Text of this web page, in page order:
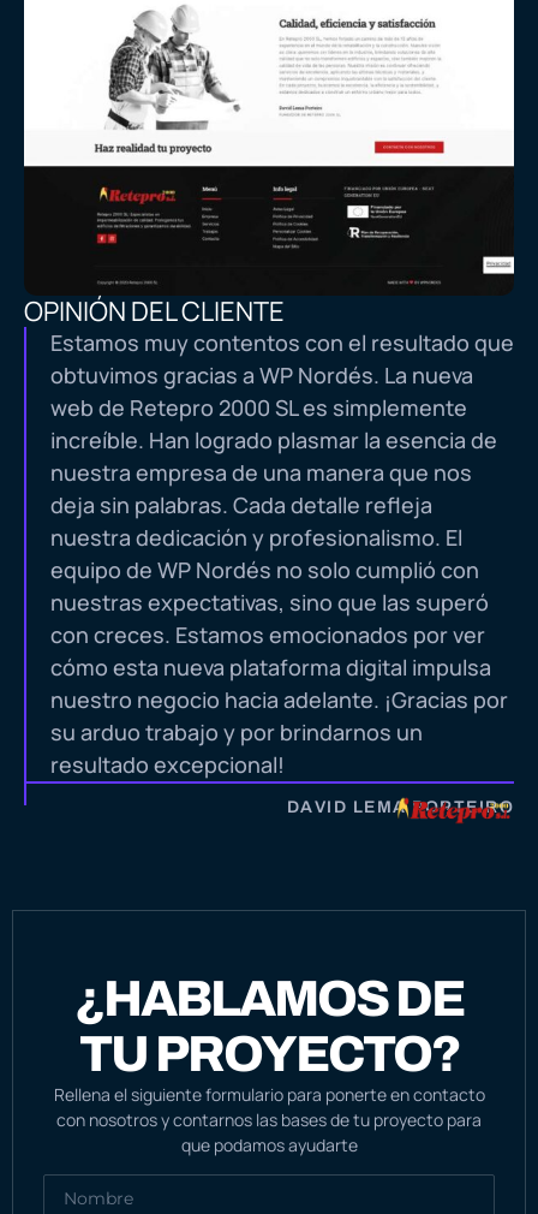
OPINIÓN DEL CLIENTE
Estamos muy contentos con el resultado que
obtuvimos gracias a WP Nordés. La nueva
web de Retepro 2000 SL es simplemente
increíble. Han logrado plasmar la esencia de
nuestra empresa de una manera que nos
deja sin palabras. Cada detalle refleja
nuestra dedicación y profesionalismo. El
equipo de WP Nordés no solo cumplió con
nuestras expectativas, sino que las superó
con creces. Estamos emocionados por ver
cómo esta nueva plataforma digital impulsa
nuestro negocio hacia adelante. ¡Gracias por
su arduo trabajo y por brindarnos un
resultado excepcional!
DAVID LEMA PORTEIRO
¿HABLAMOS DE
TU PROYECTO?
Rellena el siguiente formulario para ponerte en contacto
con nosotros y contarnos las bases de tu proyecto para
que podamos ayudarte